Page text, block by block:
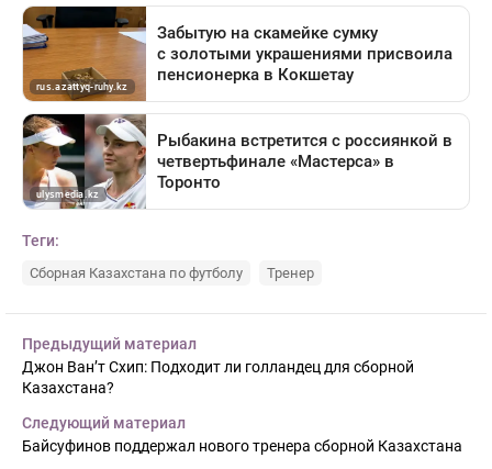
Теги:
Сборная Казахстана по футболу Тренер
Предыдущий материал
Джон Ван’т Схип: Подходит ли голландец для сборной
Казахстана?
Следующий материал
Байсуфинов поддержал нового тренера сборной Казахстана